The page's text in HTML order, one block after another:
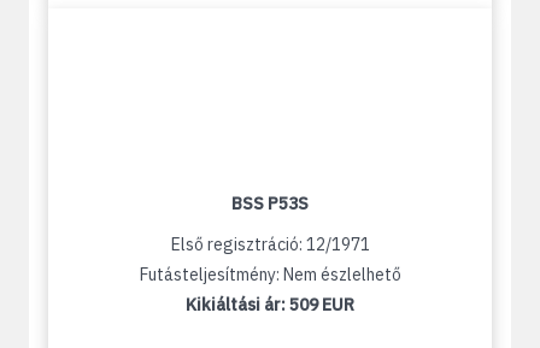
BSS P53S
Első regisztráció: 12/1971
Futásteljesítmény: Nem észlelhető
Kikiáltási ár:509 EUR